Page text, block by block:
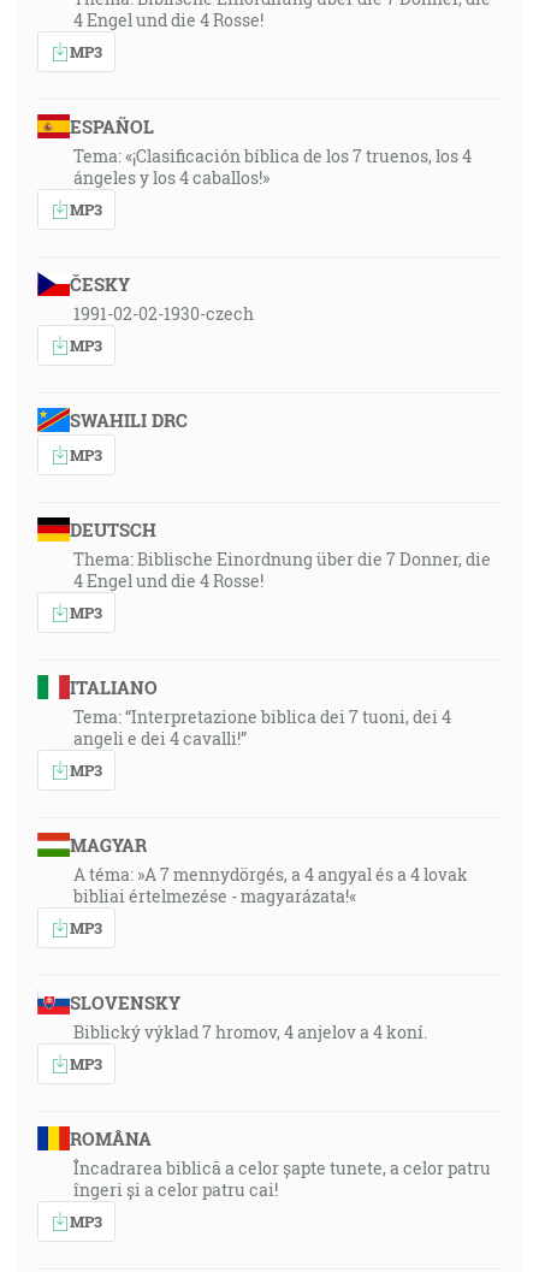
4 Engel und die 4 Rosse!
MP3
ESPAÑOL
Tema: «¡Clasificación bíblica de los 7 truenos, los 4
ángeles y los 4 caballos!»
MP3
ČESKY
1991-02-02-1930-czech
MP3
SWAHILI DRC
MP3
DEUTSCH
Thema: Biblische Einordnung über die 7 Donner, die
4 Engel und die 4 Rosse!
MP3
ITALIANO
Tema: “Interpretazione biblica dei 7 tuoni, dei 4
angeli e dei 4 cavalli!”
MP3
MAGYAR
A téma: »A 7 mennydörgés, a 4 angyal és a 4 lovak
bibliai értelmezése - magyarázata!«
MP3
SLOVENSKY
Biblický výklad 7 hromov, 4 anjelov a 4 koní.
MP3
ROMÂNA
Încadrarea biblică a celor șapte tunete, a celor patru
îngeri și a celor patru cai!
MP3